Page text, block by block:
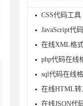
CSS代码工具
JavaScript代
在线XML格
php代码在线
sql代码在线
在线HTML
在线JSON代